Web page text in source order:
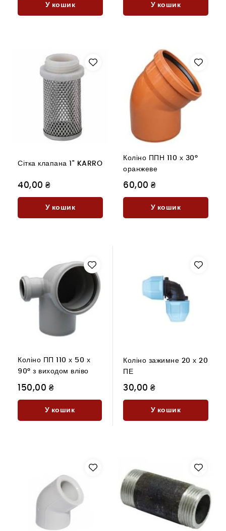
У кошик У кошик
Сітка клапана 1" KARRO
40,00 ₴
У кошик
Коліно ППН 110 х 30°
оранжеве
60,00 ₴
У кошик
Коліно ПП 110 х 50 х
90° з виходом вліво
150,00 ₴
У кошик
Коліно зажимне 20 х 20
ПЕ
30,00 ₴
У кошик